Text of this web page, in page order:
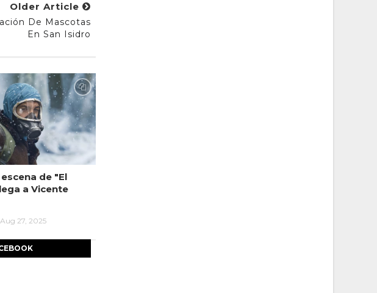
Older Article
De Mascotas
En San Isidro
de "El
a Vicente
Aug 27, 2025